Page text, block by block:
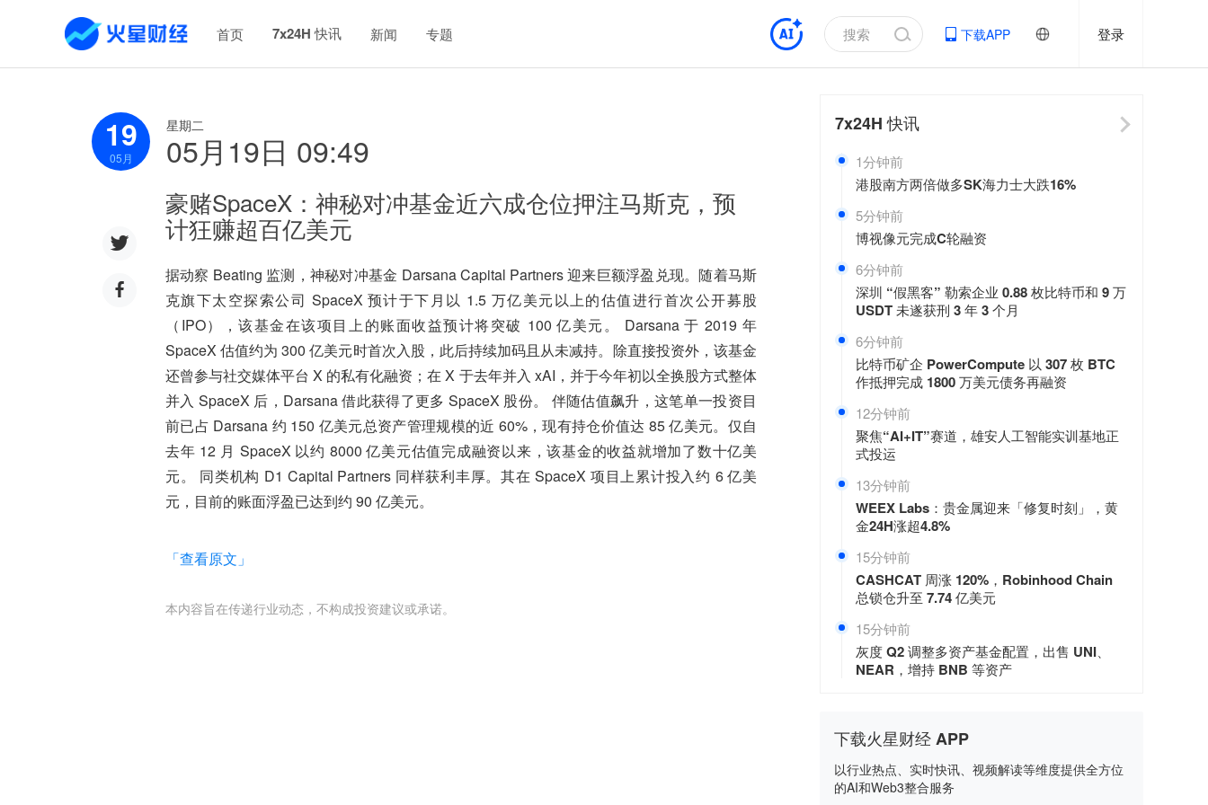
首页 7x24H 快讯 新闻 专题 下载APP 登录
19
05月
星期二
05月19日 09:49
豪赌SpaceX：神秘对冲基金近六成仓位押注马斯克，预
计狂赚超百亿美元
据动察 Beating 监测，神秘对冲基金 Darsana Capital Partners 迎来巨额浮盈兑现。随着马斯
克旗下太空探索公司 SpaceX 预计于下月以 1.5 万亿美元以上的估值进行首次公开募股
（IPO），该基金在该项目上的账面收益预计将突破 100 亿美元。 Darsana 于 2019 年
SpaceX 估值约为 300 亿美元时首次入股，此后持续加码且从未减持。除直接投资外，该基金
还曾参与社交媒体平台 X 的私有化融资；在 X 于去年并入 xAI，并于今年初以全换股方式整体
并入 SpaceX 后，Darsana 借此获得了更多 SpaceX 股份。 伴随估值飙升，这笔单一投资目
前已占 Darsana 约 150 亿美元总资产管理规模的近 60%，现有持仓价值达 85 亿美元。仅自
去年 12 月 SpaceX 以约 8000 亿美元估值完成融资以来，该基金的收益就增加了数十亿美
元。 同类机构 D1 Capital Partners 同样获利丰厚。其在 SpaceX 项目上累计投入约 6 亿美
元，目前的账面浮盈已达到约 90 亿美元。
「查看原文」
本内容旨在传递行业动态，不构成投资建议或承诺。
7x24H快讯
1分钟前
港股南方两倍做多SK海力士大跌16%
5分钟前
博视像元完成C轮融资
6分钟前
深圳 “假黑客” 勒索企业 0.88 枚比特币和 9 万
USDT 未遂获刑 3 年 3 个月
6分钟前
比特币矿企 PowerCompute 以 307 枚 BTC
作抵押完成 1800 万美元债务再融资
12分钟前
聚焦“AI+IT”赛道，雄安人工智能实训基地正
式投运
13分钟前
WEEX Labs：贵金属迎来「修复时刻」，黄
金24H涨超4.8%
15分钟前
CASHCAT 周涨 120%，Robinhood Chain
总锁仓升至 7.74 亿美元
15分钟前
灰度 Q2 调整多资产基金配置，出售 UNI、
NEAR，增持 BNB 等资产
下载火星财经 APP
以行业热点、实时快讯、视频解读等维度提供全方位
的AI和Web3整合服务